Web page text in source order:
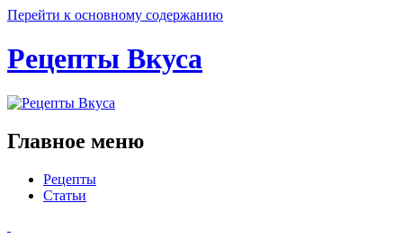
Перейти к основному содержанию
Рецепты Вкуса
Главное меню
Рецепты
Статьи